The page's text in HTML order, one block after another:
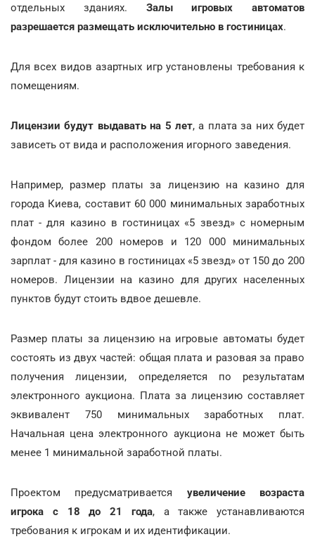
отдельных зданиях. Залы игровых автоматов
разрешается размещать исключительно в гостиницах.
Для всех видов азартных игр установлены требования к
помещениям.
Лицензии будут выдавать на 5 лет, а плата за них будет
зависеть от вида и расположения игорного заведения.
Например, размер платы за лицензию на казино для
города Киева, составит 60 000 минимальных заработных
плат - для казино в гостиницах «5 звезд» с номерным
фондом более 200 номеров и 120 000 минимальных
зарплат - для казино в гостиницах «5 звезд» от 150 до 200
номеров. Лицензии на казино для других населенных
пунктов будут стоить вдвое дешевле.
Размер платы за лицензию на игровые автоматы будет
состоять из двух частей: общая плата и разовая за право
получения лицензии, определяется по результатам
электронного аукциона. Плата за лицензию составляет
эквивалент 750 минимальных заработных плат.
Начальная цена электронного аукциона не может быть
менее 1 минимальной заработной платы.
Проектом предусматривается увеличение возраста
игрока с 18 до 21 года, а также устанавливаются
требования к игрокам и их идентификации.